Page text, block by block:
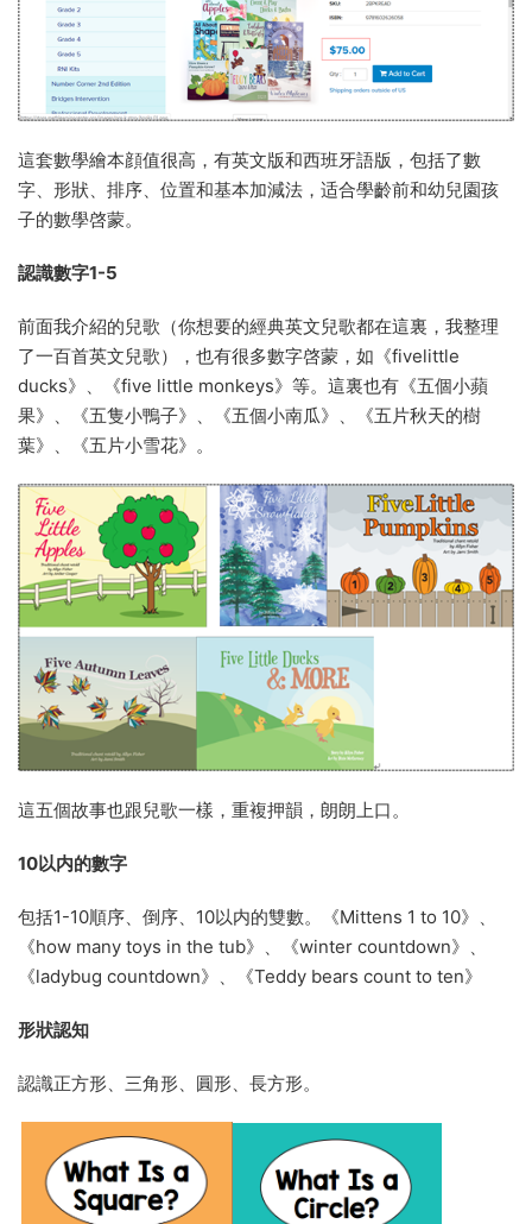
這套數學繪本顔值很高，有英文版和西班牙語版，包括了數
字、形狀、排序、位置和基本加減法，适合學齡前和幼兒園孩
子的數學啓蒙。
認識數字1-5
前面我介紹的兒歌（你想要的經典英文兒歌都在這裏，我整理
了一百首英文兒歌），也有很多數字啓蒙，如《fivelittle
ducks》、《five little monkeys》等。這裏也有《五個小蘋
果》、《五隻小鴨子》、《五個小南瓜》、《五片秋天的樹
葉》、《五片小雪花》。
這五個故事也跟兒歌一樣，重複押韻，朗朗上口。
10以内的數字
包括1-10順序、倒序、10以内的雙數。《Mittens 1 to 10》、
《how many toys in the tub》、《winter countdown》、
《ladybug countdown》、《Teddy bears count to ten》
形狀認知
認識正方形、三角形、圓形、長方形。